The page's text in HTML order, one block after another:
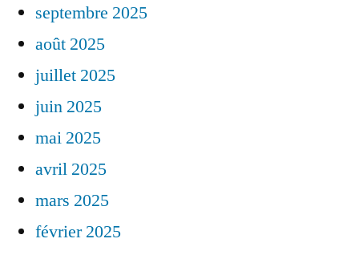
septembre 2025
août 2025
juillet 2025
juin 2025
mai 2025
avril 2025
mars 2025
février 2025